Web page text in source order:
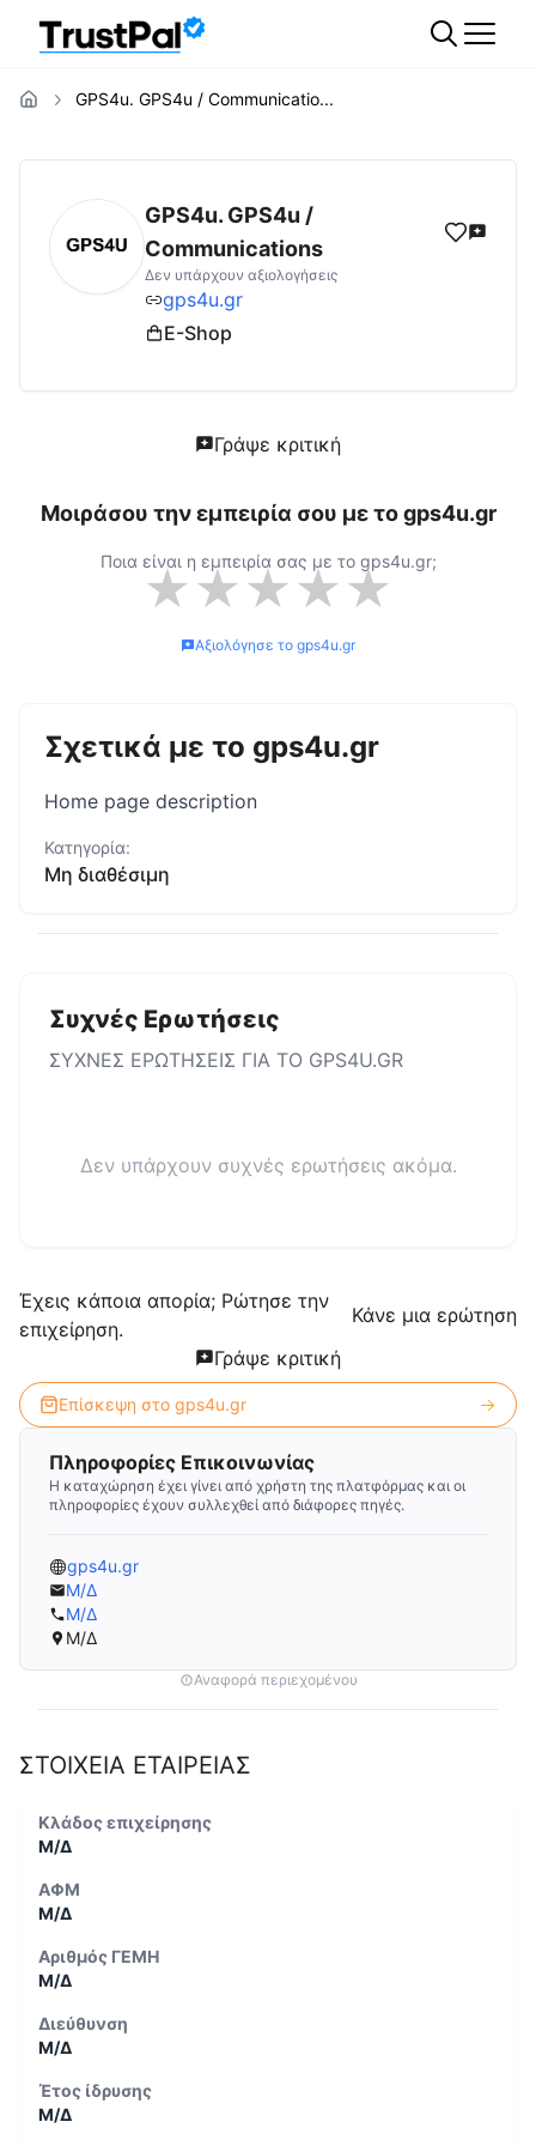
GPS4u. GPS4u / Communicatio...
gps4u.gr Αξιολογήσεις | Δες
GPS4u. GPS4u /
Communications
Δεν υπάρχουν αξιολογήσεις
gps4u.gr
E-Shop
Γράψε κριτική
Μοιράσου την εμπειρία σου με τοgps4u.gr
Ποια είναι η εμπειρία σας με το gps4u.gr;
★★★★★
Αξιολόγησε το gps4u.gr
Σχετικά με το gps4u.gr
Home page description
Κατηγορία:
Μη διαθέσιμη
Συχνές Ερωτήσεις
ΣΥΧΝΕΣ ΕΡΩΤΗΣΕΙΣ ΓΙΑ ΤΟ GPS4U.GR
Δεν υπάρχουν συχνές ερωτήσεις ακόμα.
Έχεις κάποια απορία; Ρώτησε την
επιχείρηση.
Κάνε μια ερώτηση
Γράψε κριτική
Επίσκεψη στο gps4u.gr
Πληροφορίες Επικοινωνίας
Η καταχώρηση έχει γίνει από χρήστη της πλατφόρμας και οι
πληροφορίες έχουν συλλεχθεί από διάφορες πηγές.
gps4u.gr
Μ/Δ
Μ/Δ
Μ/Δ
Αναφορά περιεχομένου
ΣΤΟΙΧΕΙΑ ΕΤΑΙΡΕΙΑΣ
Κλάδος επιχείρησης
Μ/Δ
ΑΦΜ
Μ/Δ
Αριθμός ΓΕΜΗ
Μ/Δ
Διεύθυνση
Μ/Δ
Έτος ίδρυσης
Μ/Δ